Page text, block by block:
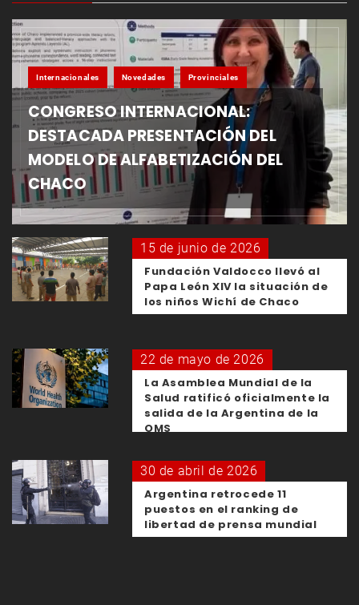
Internacionales Novedades Provinciales
CONGRESO INTERNACIONAL:
DESTACADA PRESENTACIÓN DEL
MODELO DE ALFABETIZACIÓN DEL
CHACO
15 de junio de 2026
Fundación Valdocco llevó al
Papa León XIV la situación de
los niños Wichí de Chaco
22 de mayo de 2026
La Asamblea Mundial de la
Salud ratificó oficialmente la
salida de la Argentina de la
OMS
30 de abril de 2026
Argentina retrocede 11
puestos en el ranking de
libertad de prensa mundial